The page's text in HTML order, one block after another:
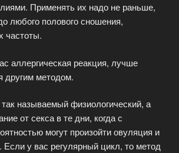
Применять их надо не раньше,
любого полового сношения,
частоты.
аллергическая реакция, лучше
другим методом.
называемый физиологический, а
от секса в те дни, когда с
могут произойти овуляция и
Если у вас регулярный цикл, то метод